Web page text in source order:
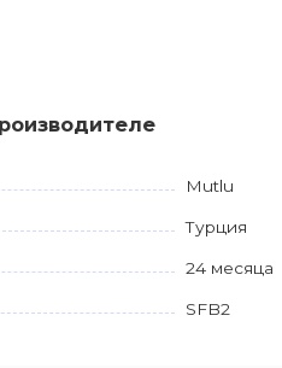
Mutlu
Турция
24 месяца
SFB2